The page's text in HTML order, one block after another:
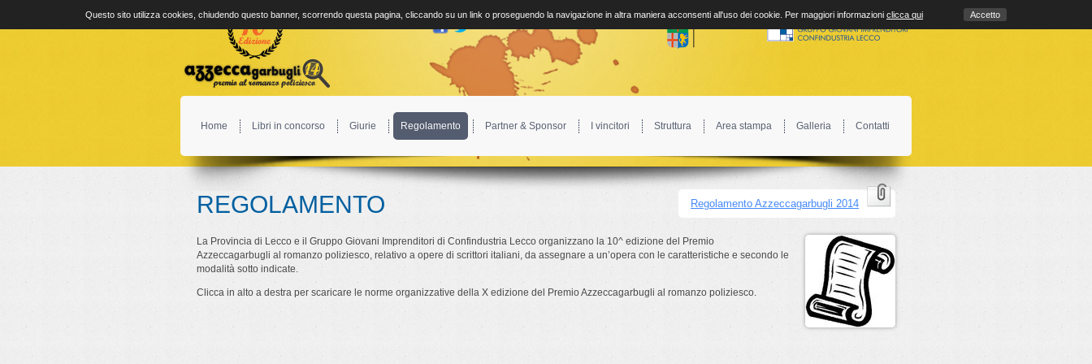
Home Libri in concorso Giurie Regolamento Partner & Sponsor I vincitori Struttura Area stampa Galleria Contatti
REGOLAMENTO
La Provincia di Lecco e il Gruppo Giovani Imprenditori di Confindustria Lecco organizzano la 10^ edizione del Premio
Azzeccagarbugli al romanzo poliziesco, relativo a opere di scrittori italiani, da assegnare a un’opera con le caratteristiche e secondo le
modalità sotto indicate.
Clicca in alto a destra per scaricare le norme organizzative della X edizione del Premio Azzeccagarbugli al romanzo poliziesco.
Regolamento Azzeccagarbugli 2014
Questo sito utilizza cookies, chiudendo questo banner, scorrendo questa pagina, cliccando su un link o proseguendo la navigazione in altra maniera acconsenti all'uso dei cookie. Per maggiori informazioni clicca qui Accetto